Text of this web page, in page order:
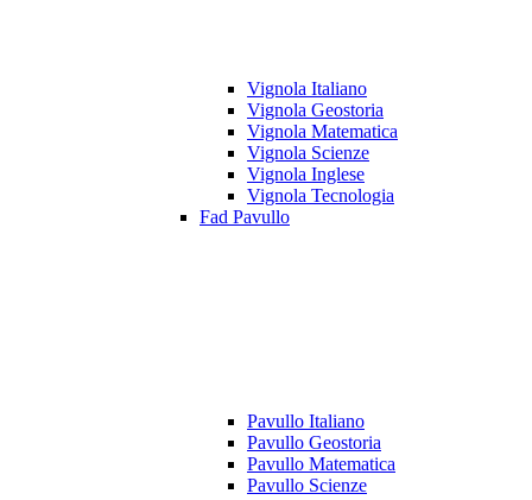
Vignola Italiano
Vignola Geostoria
Vignola Matematica
Vignola Scienze
Vignola Inglese
Vignola Tecnologia
Fad Pavullo
Pavullo Italiano
Pavullo Geostoria
Pavullo Matematica
Pavullo Scienze